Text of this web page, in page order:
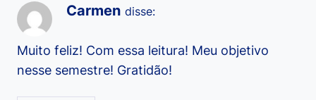
Carmen disse:
Muito feliz! Com essa leitura! Meu objetivo
nesse semestre! Gratidão!